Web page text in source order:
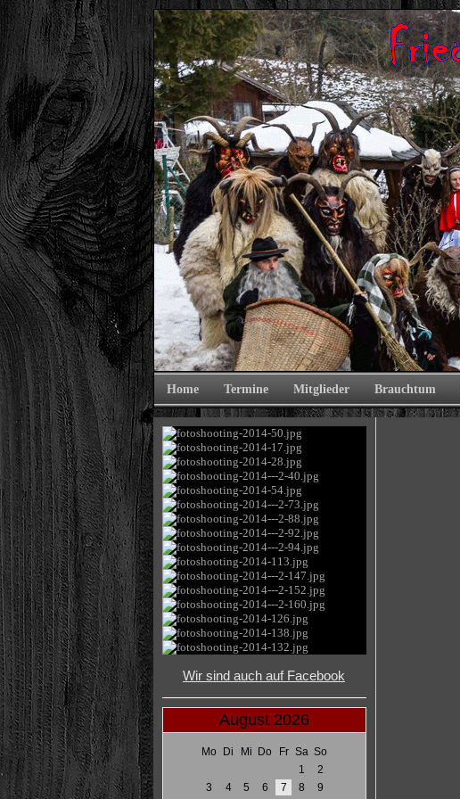
Home Termine Mitglieder Brauchtum
Wir sind auch auf Facebook
August 2026
Mo Di Mi Do Fr Sa So
1
2
3
4 5 6 7 8 9